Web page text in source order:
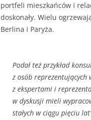
portfeli mieszkańców i
doskonały. Wielu
Berlina i Paryża.
Podał też przykład
z osób reprezentujących
z ekspertami i
w dyskusji mieli
stałych w ciągu pięciu